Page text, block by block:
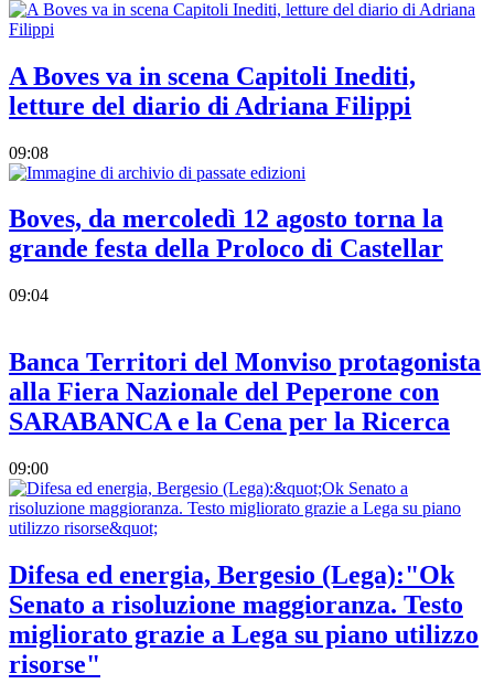
A Boves va in scena Capitoli Inediti,
letture del diario di Adriana Filippi
09:08
Boves, da mercoledì 12 agosto torna la
grande festa della Proloco di Castellar
09:04
Banca Territori del Monviso protagonista
alla Fiera Nazionale del Peperone con
SARABANCA e la Cena per la Ricerca
09:00
Difesa ed energia, Bergesio (Lega):"Ok
Senato a risoluzione maggioranza. Testo
migliorato grazie a Lega su piano utilizzo
risorse"